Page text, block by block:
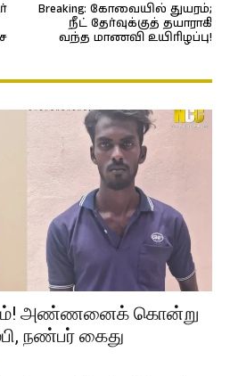
Breaking: கோவையில் துயரம்;
நீட் தேர்வுக்குத் தயாராகி
வந்த மாணவி உயிரிழப்பு!
அண்ணனைக் கொன்று
நண்பர் கைது